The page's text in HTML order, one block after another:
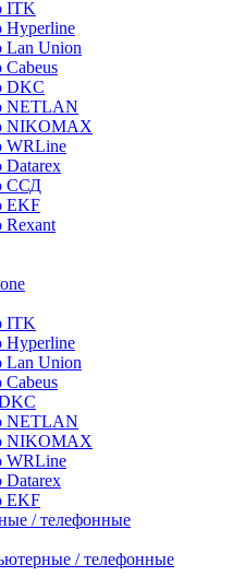
ITK
Hyperline
Lan Union
Cabeus
DKC
NETLAN
NIKOMAX
WRLine
Datarex
ССД
EKF
Rexant
ITK
Hyperline
Lan Union
Cabeus
NETLAN
NIKOMAX
WRLine
Datarex
EKF
/ телефонные
/ телефонные